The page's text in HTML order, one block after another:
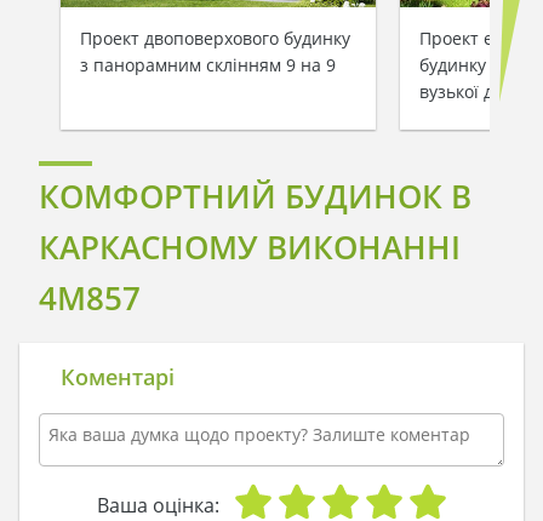
Проект двоповерхового будинку
з панорамним склінням 9 на 9
Проект
будинку
вузької
КОМФОРТНИЙ БУДИНОК В
КАРКАСНОМУ ВИКОНАННІ
4M857
Коментарі
Ваша оцінка: